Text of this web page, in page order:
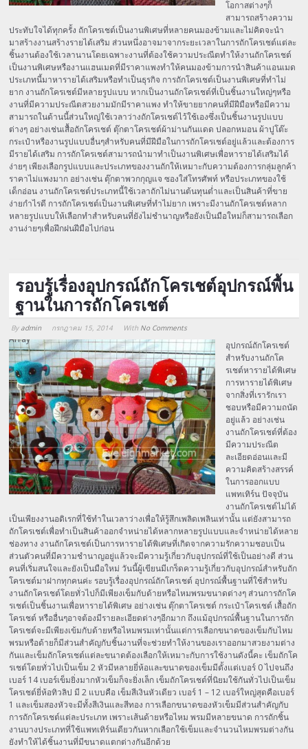
โอกาสต่างๆก็
สามารถสร้างความ
ประทับใจได้ทุกครั้ง ถักโครเชต์เป็นงานพิเศษที่หลายคนมองข้ามและไม่คิดจะนำ
มาสร้างงานสร้างรายได้เสริม ส่วนหนึ่งอาจมาจากระยะเวลาในการถักโครเชต์แต่ละ
ชิ้นงานต้องใช้เวลานานโดยเฉพาะงานที่ต้องใช้ความประณีตทำให้งานถักโครเชต์
เป็นงานพิเศษหรืองานแฮนเมดที่มีราคาแพงทำให้คนมองข้ามการนำสินค้าแอนเมด
ประเภทนี้มาหารายได้เสริมหรือทำเป็นธุรกิจ การถักโครเชต์เป็นงานพิเศษที่ทำไม่
ยาก งานถักโครเชต์มีหลายรูปแบบ หากเป็นงานถักโครเชต์ที่เป็นชิ้นงานใหญ่ๆหรือ
งานที่มีความประณีตสวยงามมักมีราคาแพง ทำให้ขายยากคนที่มีฝีมือหรือมีความ
สามารถในด้านนี้ส่วนใหญ่ใช้เวลาว่างถักโครเชต์ไว้ใช้เองซึ่งเป็นชิ้นงานรูปแบบ
ต่างๆ อย่างเช่นเสื้อถักโครเชต์ ตุ๊กตาโครเชต์ผ้าม่านกันแดด ปลอกหมอน ผ้าปูโต๊ะ
กระเป๋าหรืองานรูปแบบอื่นๆสำหรับคนที่มีฝีมือในการถักโครเชต์อยู่แล้วและต้องการ
มีรายได้เสริม การถักโครเชต์สามารถนำมาทำเป็นงานพิเศษเพื่อหารายได้เสริมได้
ง่ายๆ เพียงเลือกรูปแบบและประเภทของงานถักให้เหมาะกับความต้องการกลุ่มลูกค้า
ราคาไม่แพงมาก อย่างเช่น ตุ๊กตาพวกกุญแจ ซองใส่โทรศัพท์ หรือประเภทของใช้
เด็กอ่อน งานถักโครเชต์ประเภทนี้ใช้เวลาถักไม่นานต้นทุนต่ำและเป็นสินค้าที่ขาย
ง่ายกำไรดี การถักโครเชต์เป็นงานพิเศษที่ทำไม่ยาก เพราะมีงานถักโครเชต์หลาก
หลายรูปแบบให้เลือกทำสำหรับคนที่ยังไม่ชำนาญหรือยังเป็นมือใหม่ก็สามารถเลือก
งานง่ายๆเพื่อฝึกฝนฝีมือไปก่อน
รอบรู้เรื่องอุปกรณ์ถักโครเชต์อุปกรณ์พื้น
ฐานในการถักโครเชต์
By admin กรกฎาคม 15, 2014 With No Comments
Array
อุปกรณ์ถักโครเชต์
สำหรับงานถักโค
รเชต์หารายได้พิเศษ
การหารายได้พิเศษ
จากสิ่งที่เรารักเรา
ชอบหรือมีความถนัด
อยู่แล้ว อย่างเช่น
งานถักโครเชต์ที่ต้อง
มีความประณีต
ละเอียดอ่อนและมี
ความคิดสร้างสรรค์
ในการออกแบบ
แพทเทิร์น ปัจจุบัน
งานถักโครเชต์ไม่ได้
เป็นเพียงงานอดิเรกที่ใช้ทำในเวลาว่างเพื่อให้รู้สึกเพลิดเพลินเท่านั้น แต่ยังสามารถ
ถักโครเชต์เพื่อทำเป็นสินค้าออกจำหน่ายได้หลากหลายรูปแบบและจำหน่ายได้หลาย
ช่องทาง งานถักโครเชต์เป็นการหารายได้พิเศษที่เกิดจากความรักความชอบเป็น
ส่วนตัวคนที่มีความชำนาญอยู่แล้วจะมีความรู้เกี่ยวกับอุปกรณ์ที่ใช้เป็นอย่างดี ส่วน
คนที่เริ่มสนใจและยังเป็นมือใหม่ วันนี้ผู้เขียนมีเกร็ดความรู้เกี่ยวกับอุปกรณ์สำหรับถัก
โครเชต์มาฝากทุกคนค่ะ รอบรู้เรื่องอุปกรณ์ถักโครเชต์ อุปกรณ์พื้นฐานที่ใช้สำหรับ
งานถักโครเชต์โดยทั่วไปก็มีเพียงเข็มกับด้ายหรือไหมพรมขนาดต่างๆ ส่วนการถักโค
รเชต์เป็นชิ้นงานเพื่อหารายได้พิเศษ อย่างเช่น ตุ๊กตาโครเชต์ กระเป๋าโครเชต์ เสื้อถัก
โครเชต์ หรืออื่นๆอาจต้องมีรายละเอียดต่างๆอีกมาก ถึงแม้อุปกรณ์พื้นฐานในการถัก
โครเชต์จะมีเพียงเข้มกับด้ายหรือไหมพรมเท่านั้นแต่การเลือกขนาดของเข็มกับไหม
พรมหรือด้ายก็มีส่วนสำคัญกับชิ้นงานที่จะช่วยทำให้งานของเราออกมาสวยงามต่าง
กันและเข็มถักโครเชต์แต่ละขนาดต้องเลือกให้เหมาะกับการใช้งานดังนี้คะ เข็มถักโค
รเชต์โดยทั่วไปเป็นเข็ม 2 หัวมีหลายยี่ห้อและขนาดของเข็มมีตั้งแต่เบอร์ 0 ไปจนถึง
เบอร์ 14 เบอร์เข็มยิ่งมากหัวเข็มก็จะยิ่งเล็ก เข็มถักโครเชต์ที่นิยมใช้กันทั่วไปเป็นเข็ม
โครเชต์ยี่ห้อทิวลิป มี 2 แบบคือ เข็มสีเงินหัวเดียว เบอร์ 1 – 12 เบอร์ใหญ่สุดคือเบอร์
1 และเข็มสองหัวจะมีทั้งสีเงินและสีทอง การเลือกขนาดของหัวเข็มมีส่วนสำคัญกับ
การถักโครเชต์แต่ละประเภท เพราะเส้นด้ายหรือไหม พรมมีหลายขนาด การถักชิ้น
งานบางประเภทที่ใช้แพทเทิร์นเดียวกันหากเลือกใช้เข็มและจำนวนไหมพรมต่างกัน
ยังทำให้ได้ชิ้นงานที่มีขนาดแตกต่างกันอีกด้วย